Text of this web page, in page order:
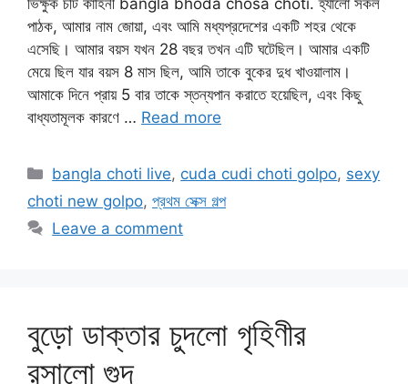
পাঠক, আমার নাম জোয়া, এবং আমি মধ্যপ্রদেশের একটি শহর থেকে
এসেছি। আমার বয়স যখন 28 বছর তখন এটি ঘটেছিল। আমার একটি
মেয়ে ছিল যার বয়স 8 মাস ছিল, আমি তাকে বুকের দুধ খাওয়ালাম।
আমাকে দিনে প্রায় 5 বার তাকে স্তন্যপান করাতে হয়েছিল, এবং কিছু
বাধ্যতামূলক কারণে … Read more
Categories
bangla choti live, cuda cudi choti golpo, sexy
choti new golpo, প্রথম সেক্স গল্প
Leave a comment
বুড়ো ডাক্তার চুদলো গৃহিণীর
রসালো গুদ